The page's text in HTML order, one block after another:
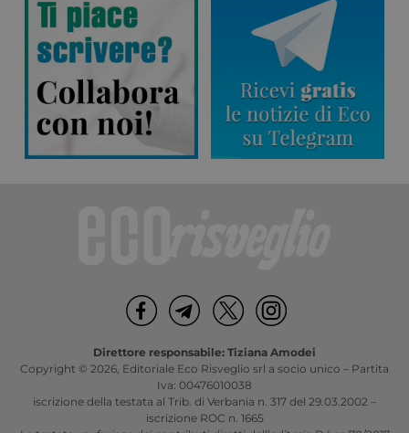
Direttore responsabile: Tiziana Amodei
Copyright © 2026, Editoriale Eco Risveglio srl a socio unico – Partita
Iva: 00476010038
iscrizione della testata al Trib. di Verbania n. 317 del 29.03.2002 –
iscrizione ROC n. 1665